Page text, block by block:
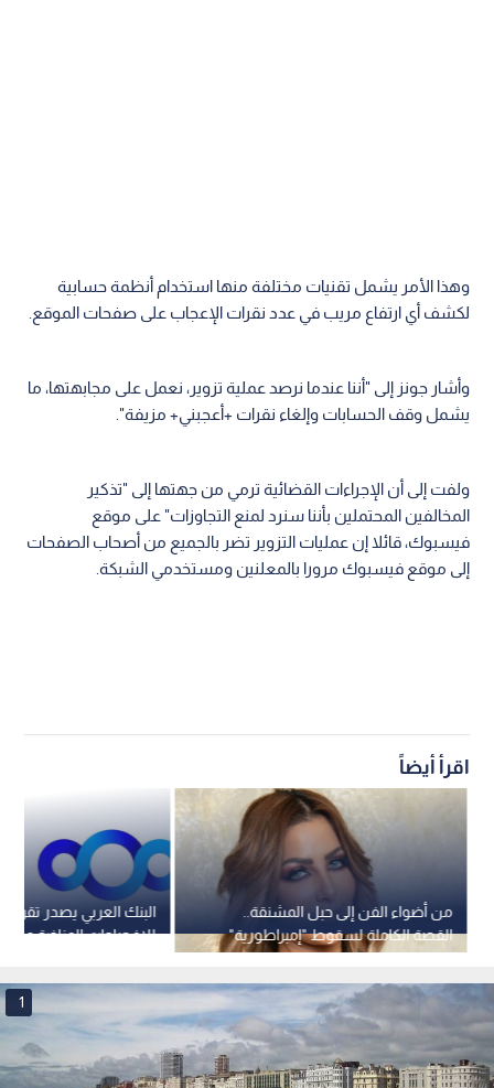
وهذا الأمر يشمل تقنيات مختلفة منها استخدام أنظمة حسابية
لكشف أي ارتفاع مريب في عدد نقرات الإعجاب على صفحات الموقع.
وأشار جونز إلى "أننا عندما نرصد عملية تزوير، نعمل على مجابهتها، ما
يشمل وقف الحسابات وإلغاء نقرات +أعجبني+ مزيفة".
ولفت إلى أن الإجراءات القضائية ترمي من جهتها إلى "تذكير
المخالفين المحتملين بأننا سنرد لمنع التجاوزات" على موقع
فيسبوك، قائلا إن عمليات التزوير تضر بالجميع من أصحاب الصفحات
إلى موقع فيسبوك مرورا بالمعلنين ومستخدمي الشبكة.
اقرأ أيضاً
البنك العربي يصدر تقريره
من أضواء الفن إلى حبل المشنقة..
القصة الكاملة لسقوط "إمبراطورية"
سارة خليفة
1